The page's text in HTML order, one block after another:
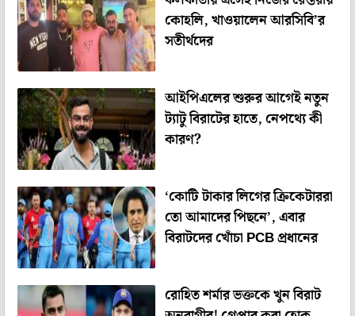
কোহলি, খাওয়ালেন আরসিবি’র
সতীর্থদের
আইপিএলের শুরুর আগেই নতুন
ট্যাটু বিরাটের হাতে, নেপথ্যে কী
কারণ?
‘কোটি টাকার লিগের ক্রিকেটাররা
তো আমাদের পিছনে’, এবার
বিরাটদের খোঁচা PCB প্রধানের
রোহিত শর্মার ভক্তকে খুন বিরাট